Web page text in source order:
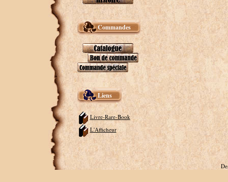
Commandes
Liens
Livre-Rare-Book
L'Afficheur